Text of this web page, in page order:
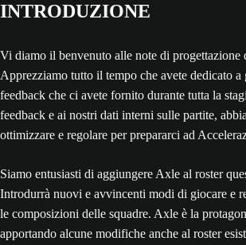
INTRODUZIONE
Vi diamo il benvenuto alle note di progettazione
Apprezziamo tutto il tempo che avete dedicato a
feedback che ci avete fornito durante tutta la
feedback e ai nostri dati interni sulle partite,
ottimizzare e regolare per prepararci ad
Siamo entusiasti di aggiungere Axle al roster
Introdurrà nuovi e avvincenti modi di giocare e
le composizioni delle squadre. Axle è la
apportando alcune modifiche anche al roster